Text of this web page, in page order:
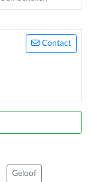
Contact
Geloof